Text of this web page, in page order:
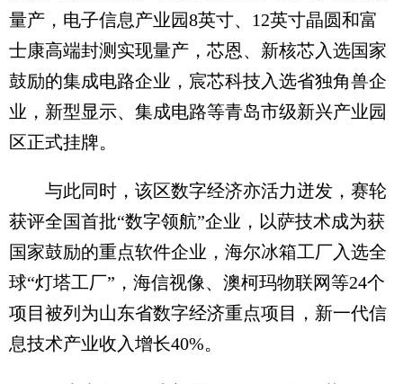
量产，电子信息产业园8英寸、12英寸晶圆和富
士康高端封测实现量产，芯恩、新核芯入选国家
鼓励的集成电路企业，宸芯科技入选省独角兽企
业，新型显示、集成电路等青岛市级新兴产业园
区正式挂牌。
与此同时，该区数字经济亦活力迸发，赛轮
获评全国首批“数字领航”企业，以萨技术成为获
国家鼓励的重点软件企业，海尔冰箱工厂入选全
球“灯塔工厂”，海信视像、澳柯玛物联网等24个
项目被列为山东省数字经济重点项目，新一代信
息技术产业收入增长40%。